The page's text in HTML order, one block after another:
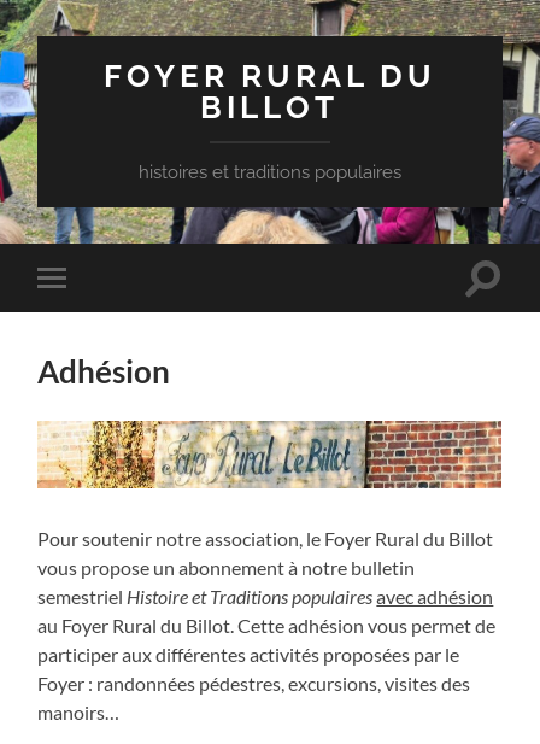
FOYER RURAL DU
BILLOT
histoires et traditions populaires
Toggle
mobile
Toggle
Adhésion
Pour soutenir notre association, le Foyer Rural du Billot
vous propose un abonnement à notre bulletin
semestriel Histoire et Traditions populairesavec adhésion
au Foyer Rural du Billot. Cette adhésion vous permet de
participer aux différentes activités proposées par le
Foyer : randonnées pédestres, excursions, visites des
manoirs…